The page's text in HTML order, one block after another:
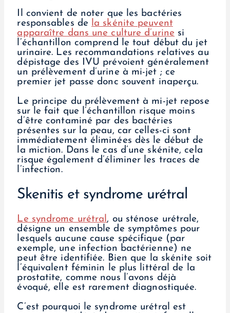
Il convient de noter que les bactéries
responsables de la skénite peuvent
apparaître dans une culture d’urine si
l’échantillon comprend le tout début du jet
urinaire. Les recommandations relatives au
dépistage des IVU prévoient généralement
un prélèvement d’urine à mi-jet ; ce
premier jet passe donc souvent inaperçu.
Le principe du prélèvement à mi-jet repose
sur le fait que l’échantillon risque moins
d’être contaminé par des bactéries
présentes sur la peau, car celles-ci sont
immédiatement éliminées dès le début de
la miction. Dans le cas d’une skénite, cela
risque également d’éliminer les traces de
l’infection.
Skenitis et syndrome urétral
Le syndrome urétral, ou sténose urétrale,
désigne un ensemble de symptômes pour
lesquels aucune cause spécifique (par
exemple, une infection bactérienne) ne
peut être identifiée. Bien que la skénite soit
l’équivalent féminin le plus littéral de la
prostatite, comme nous l’avons déjà
évoqué, elle est rarement diagnostiquée.
C’est pourquoi le syndrome urétral est